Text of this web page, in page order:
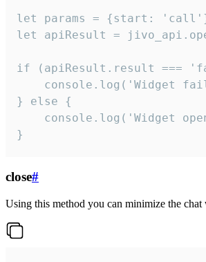
let params = {start:
let apiResult =
if (apiResult.result ===
console.log('Widget
} else {
console.log('Widget
}
close#
Using this method you can minimize the chat